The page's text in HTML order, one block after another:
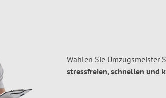
Wählen Sie Umzugsmeister
stressfreien, schnellen und